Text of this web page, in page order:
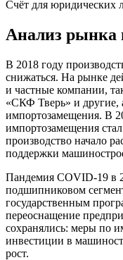
Счёт для юридических
Анализ рынка
В 2018 году
снижаться. На рынке
и частные компании,
«СКФ Тверь» и другие,
импортозамещения. В
импортозамещения стал
производство начало
поддержки
Пандемия COVID-19 в
подшипниковом
государственным
переоснащение
сохранялись: меры по
инвестиции в
рост.